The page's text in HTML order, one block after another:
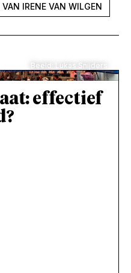
VAN IRENE VAN WILGEN
Beeld: Lukas Snijders
effectief